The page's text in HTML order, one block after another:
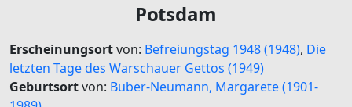
Potsdam
Erscheinungsortvon: Befreiungstag 1948 (1948), Die
letzten Tage des Warschauer Gettos (1949)
Geburtsortvon: Buber-Neumann, Margarete (1901-